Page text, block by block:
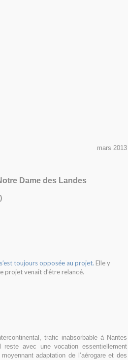
mars 2013
Dame des Landes
s’est toujours opposée au projet. Elle y
projet venait d’être relancé.
trafic inabsorbable à Nantes
avec une vocation essentiellement
adaptation de l’aérogare et des